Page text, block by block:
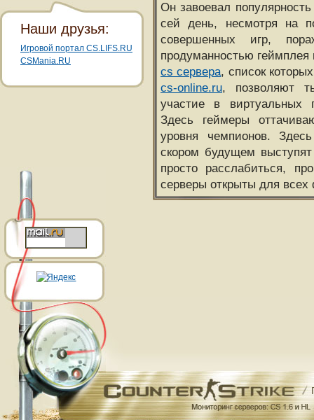
Он завоевал
сей день, несмотря на
совершенных игр,
продуманностью
cs сервера, список
cs-online.ru, позволяют
участие в виртуальных
Здесь геймеры
уровня чемпионов.
скором будущем
просто расслабиться,
серверы открыты для всех
Наши друзья:
Игровой портал CS.LIFS.RU
CSMania.RU